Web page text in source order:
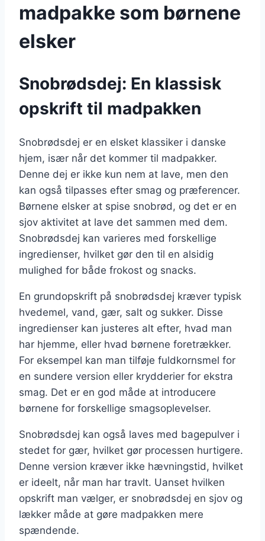
madpakke som børnene
elsker
Snobrødsdej: En klassisk
opskrift til madpakken
Snobrødsdej er en elsket klassiker i danske
hjem, især når det kommer til madpakker.
Denne dej er ikke kun nem at lave, men den
kan også tilpasses efter smag og præferencer.
Børnene elsker at spise snobrød, og det er en
sjov aktivitet at lave det sammen med dem.
Snobrødsdej kan varieres med forskellige
ingredienser, hvilket gør den til en alsidig
mulighed for både frokost og snacks.
En grundopskrift på snobrødsdej kræver typisk
hvedemel, vand, gær, salt og sukker. Disse
ingredienser kan justeres alt efter, hvad man
har hjemme, eller hvad børnene foretrækker.
For eksempel kan man tilføje fuldkornsmel for
en sundere version eller krydderier for ekstra
smag. Det er en god måde at introducere
børnene for forskellige smagsoplevelser.
Snobrødsdej kan også laves med bagepulver i
stedet for gær, hvilket gør processen hurtigere.
Denne version kræver ikke hævningstid, hvilket
er ideelt, når man har travlt. Uanset hvilken
opskrift man vælger, er snobrødsdej en sjov og
lækker måde at gøre madpakken mere
spændende.